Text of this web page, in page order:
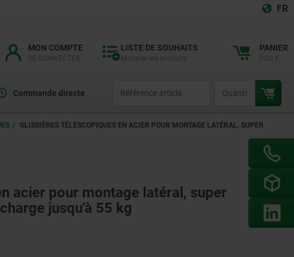
FR
MON COMPTE LISTE DE SOUHAITS PANIER
Commande directe
GLISSIÈRES TÉLESCOPIQUES EN ACIER POUR MONTAGE LATÉRAL, SUPER
acier pour montage latéral, super
jusqu'à 55 kg